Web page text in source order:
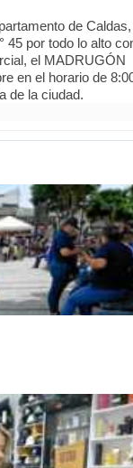
de Caldas,
45 por todo lo alto
el MADRUGÓN
en el horario de
de la ciudad.